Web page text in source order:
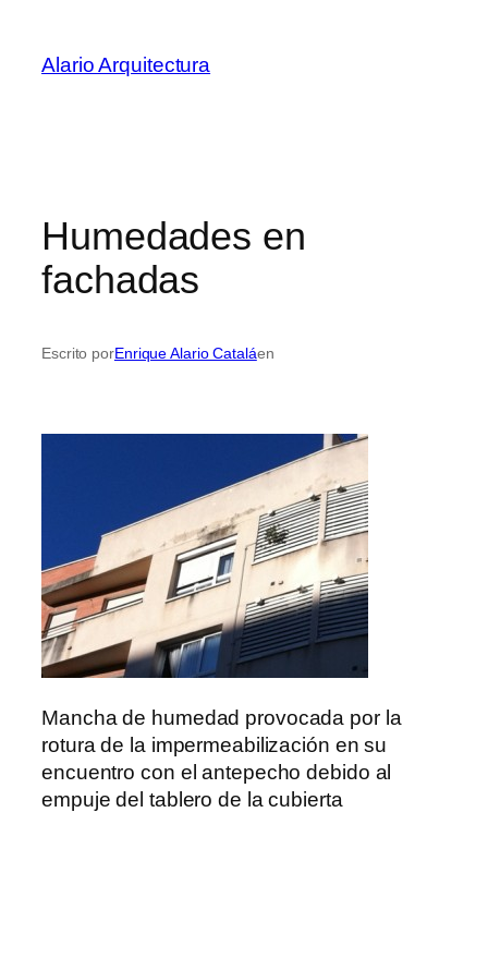
contenido
Alario Arquitectura
Humedades en
fachadas
Escrito porEnrique Alario Cataláen
Mancha de humedad provocada por la
rotura de la impermeabilización en su
encuentro con el antepecho debido al
empuje del tablero de la cubierta